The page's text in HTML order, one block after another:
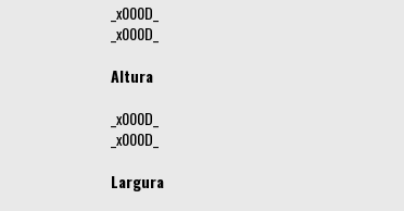
_x000D_
_x000D_
Altura
_x000D_
_x000D_
Largura